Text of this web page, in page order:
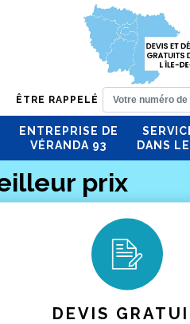
ÊTRE RAPPELÉ
ENTREPRISE DE
VÉRANDA 93
DANS
prix
DEVIS